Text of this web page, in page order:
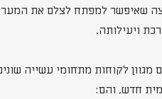
שאיפשר למפתח לצלם את
ויעילותה.
לקוחות מתחומי עשייה
חדש, והם: